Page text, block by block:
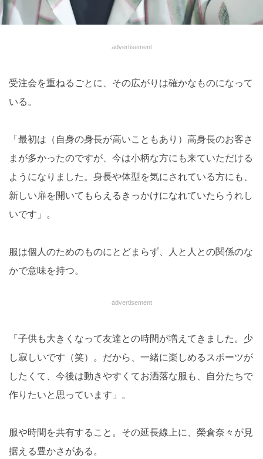
advertisement
受注会を重ねるごとに、その広がりは確かなものになって
いる。
「最初は（自身の身長が高いこともあり）高身長のお客さ
まが多かったのですが、今は小柄な方にも来ていただける
ようになりました。身長や体型を気にされている方にも、
新しい扉を開いてもらえるきっかけになれていたらうれし
いです」。
服は個人のためのものにとどまらず、人と人との関係のな
かで意味を持つ。
advertisement
「子供も大きくなって友達との時間が増えてきました。少
し寂しいです（笑）。だから、一緒に楽しめるスポーツが
したくて、今後は動きやすくてお洒落な服も、自分たちで
作りたいと思っています」。
服や時間を共有すること。その延長線上に、榮倉奈々が見
据える豊かさがある。